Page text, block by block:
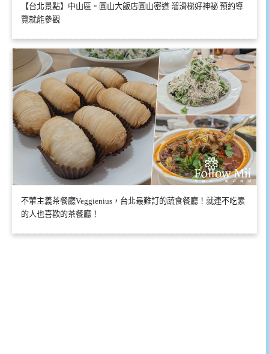
【台北景點】中山區。圓山大飯店圓山密道 溜滑梯好神祕 預約導
覽就能參觀
不葷主義茶餐廳Veggienius，台北最難訂的蔬食餐廳！就連不吃素
的人也喜歡的茶餐廳！